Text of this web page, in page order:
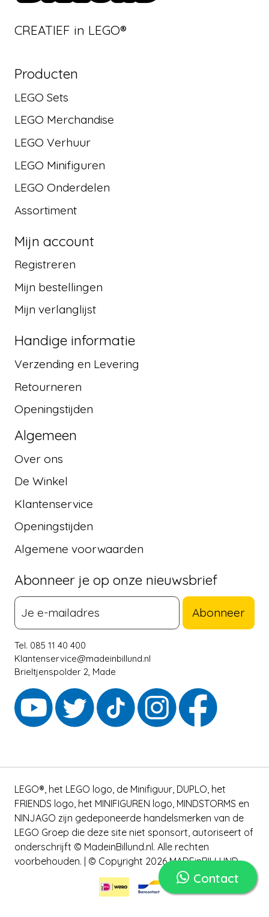
Contact
CREATIEF in LEGO®
Producten
LEGO Sets
LEGO Merchandise
LEGO Verhuur
LEGO Minifiguren
LEGO Onderdelen
Assortiment
Mijn account
Registreren
Mijn bestellingen
Mijn verlanglijst
Handige informatie
Verzending en Levering
Retourneren
Openingstijden
Algemeen
Over ons
De Winkel
Klantenservice
Openingstijden
Algemene voorwaarden
Abonneer je op onze nieuwsbrief
Abonneer
Tel. 085 11 40 400
Klantenservice@madeinbillund.nl
Brieltjenspolder 2, Made
LEGO®, het LEGO logo, de Minifiguur, DUPLO, het
FRIENDS logo, het MINIFIGUREN logo, MINDSTORMS en
NINJAGO zijn gedeponeerde handelsmerken van de
LEGO Groep die deze site niet sponsort, autoriseert of
onderschrijft © MadeinBillund.nl. Alle rechten
voorbehouden. | © Copyright 2026 MADEinBILLUND